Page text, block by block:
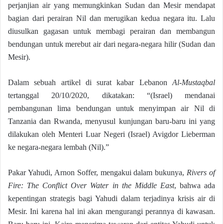
perjanjian air yang memungkinkan Sudan dan Mesir mendapat
bagian dari perairan Nil dan merugikan kedua negara itu. Lalu
diusulkan gagasan untuk membagi perairan dan membangun
bendungan untuk merebut air dari negara-negara hilir (Sudan dan
Mesir).
Dalam sebuah artikel di surat kabar Lebanon Al-Mustaqbal
tertanggal 20/10/2020, dikatakan: “(Israel) mendanai
pembangunan lima bendungan untuk menyimpan air Nil di
Tanzania dan Rwanda, menyusul kunjungan baru-baru ini yang
dilakukan oleh Menteri Luar Negeri (Israel) Avigdor Lieberman
ke negara-negara lembah (Nil).”
Pakar Yahudi, Arnon Soffer, mengakui dalam bukunya, Rivers of
Fire: The Conflict Over Water in the Middle East, bahwa ada
kepentingan strategis bagi Yahudi dalam terjadinya krisis air di
Mesir. Ini karena hal ini akan mengurangi perannya di kawasan.